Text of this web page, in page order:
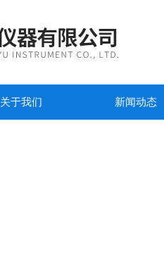
关于我们 新闻动态